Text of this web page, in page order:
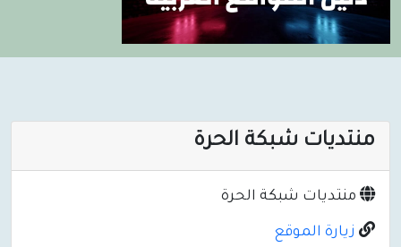
منتديات شبكة الحرة
منتديات شبكة الحرة
زيارة الموقع